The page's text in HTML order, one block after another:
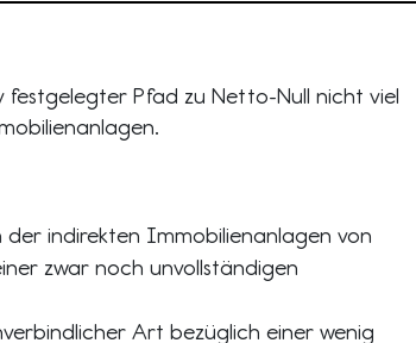
festgelegter Pfad zu Netto-Null nicht viel
indirekten Immobilienanlagen von
zwar noch unvollständigen
Art bezüglich einer wenig